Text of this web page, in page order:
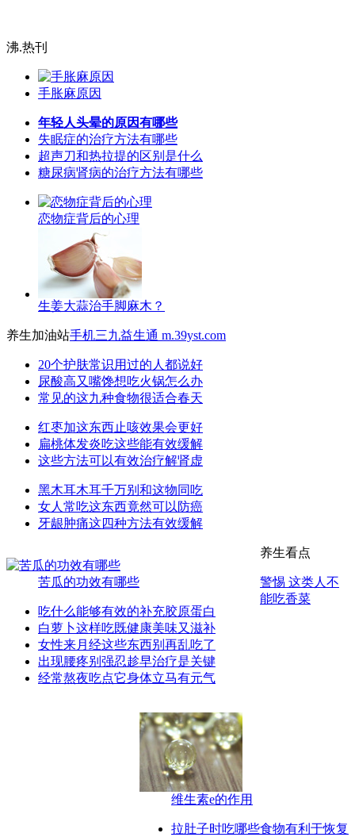
沸.热刊
手胀麻原因
年轻人头晕的原因有哪些
失眠症的治疗方法有哪些
超声刀和热拉提的区别是什么
糖尿病肾病的治疗方法有哪些
恋物症背后的心理
生姜大蒜治手脚麻木？
养生加油站手机三九益生通 m.39yst.com
20个护肤常识用过的人都说好
尿酸高又嘴馋想吃火锅怎么办
常见的这九种食物很适合春天
红枣加这东西止咳效果会更好
扁桃体发炎吃这些能有效缓解
这些方法可以有效治疗解肾虚
黑木耳木耳千万别和这物同吃
女人常吃这东西竟然可以防癌
牙龈肿痛这四种方法有效缓解
苦瓜的功效有哪些
吃什么能够有效的补充胶原蛋白
白萝卜这样吃既健康美味又滋补
女性来月经这些东西别再乱吃了
出现腰疼别强忍趁早治疗是关键
经常熬夜吃点它身体立马有元气
维生素e的作用
拉肚子时吃哪些食物有利于恢复
养生看点
警惕 这类人不
能吃香菜